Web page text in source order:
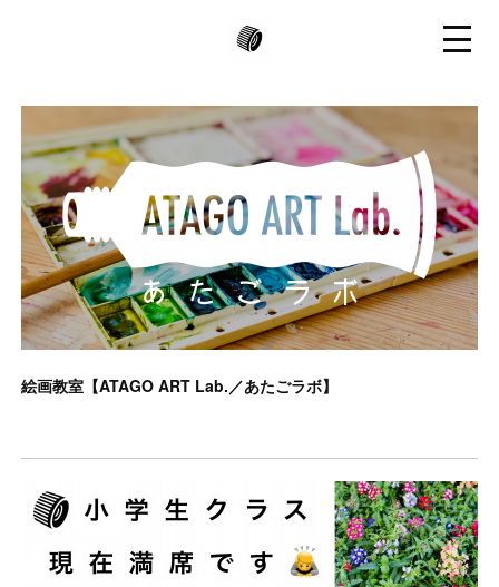
絵画教室【ATAGO ART Lab.／あたごラボ】